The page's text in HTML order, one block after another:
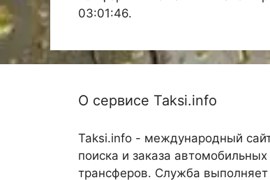
03:01:46.
О сервисе Taksi.info
Taksi.info - международный
поиска и заказа автомобильных
трансферов. Служба выполняет